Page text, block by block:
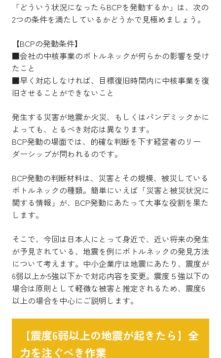
「どういう状況になったらBCPを発動するか」は、次の
2つの条件を満たしているかどうかで見極めましょう。
【BCPの発動条件】
■会社の中核事業のボトルネックが何らかの影響を受け
たこと
■早く対応しなければ、目標復旧時間内に中核事業を復
旧させることができないこと
発生する災害が地震か火災、もしくはパンデミックかに
よっても、とるべき対応は異なります。
BCP発動の場面では、的確な判断を下す経営者のリー
ダーシップが問われるのです。
BCP発動の判断材料は、災害とその規模、被災している
ボトルネックの種類。簡単にいえば「災害と被災状況に
関する情報」が、BCP発動にあたって大事な役割を果た
します。
そこで、今回は日本人にとって身近で、近い将来の発生
が予見されている、地震を例にボトルネックの発見方法
について考えます。中小企業庁は地震にあたり、震度が
6弱以上か5強以下かで対応内容を変更。震度５強以下の
場合は原則として軽微な被害と推定されるため、震度6
以上の場合を中心にご説明します。
【震度6弱以上の地震が起きたら】全
力を注ぐべき作業